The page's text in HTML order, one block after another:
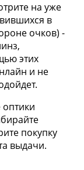
на уже
в
очков) -
этих
и не
покупку
выдачи.